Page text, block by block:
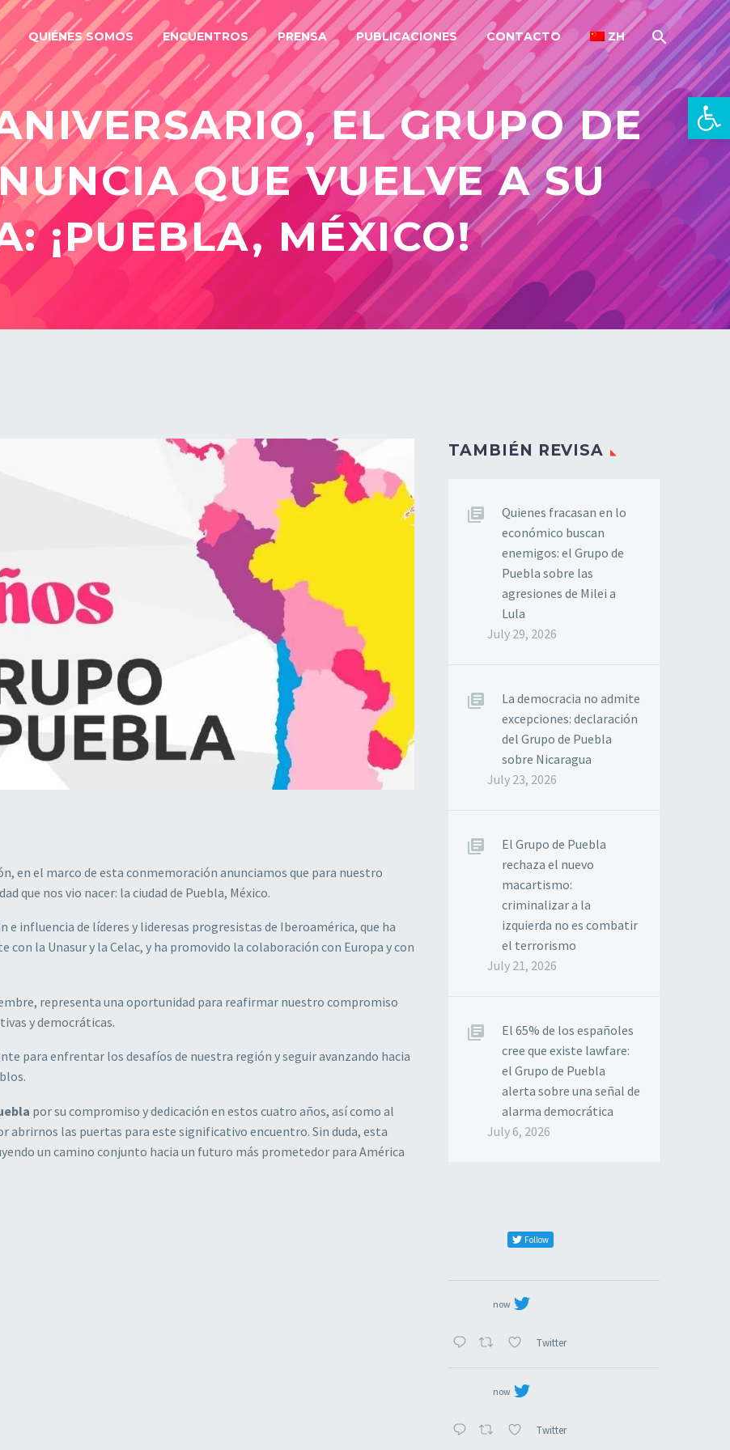
QUIÉNES SOMOS ENCUENTROS PRENSA PUBLICACIONES CONTACTO ZH
EL GRUPO DE
QUE VUELVE A SU
¡PUEBLA, MÉXICO!
en el marco de esta conmemoración anunciamos que para nuestro
que nos vio nacer: la ciudad de Puebla, México.
e influencia de líderes y lideresas progresistas de Iberoamérica, que ha
la Unasur y la Celac, y ha promovido la colaboración con Europa y con
representa una oportunidad para reafirmar nuestro compromiso
y democráticas.
para enfrentar los desafíos de nuestra región y seguir avanzando hacia
por su compromiso y dedicación en estos cuatro años, así como al
abrirnos las puertas para este significativo encuentro. Sin duda, esta
un camino conjunto hacia un futuro más prometedor para América
TAMBIÉN REVISA
Quienes fracasan en lo
económico buscan
enemigos: el Grupo de
Puebla sobre las
agresiones de Milei a
Lula
July 29, 2026
La democracia no admite
excepciones: declaración
del Grupo de Puebla
sobre Nicaragua
July 23, 2026
El Grupo de Puebla
rechaza el nuevo
macartismo:
criminalizar a la
izquierda no es combatir
el terrorismo
July 21, 2026
El 65% de los españoles
cree que existe lawfare:
el Grupo de Puebla
alerta sobre una señal de
alarma democrática
July 6, 2026
Follow
now
Twitter
now
Twitter